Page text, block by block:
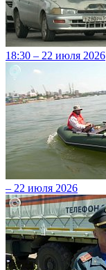
18:30 – 22 июля 2026
– 22 июля 2026